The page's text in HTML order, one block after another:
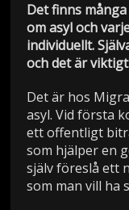
Det finns
om asyl och
individuellt.
och det är
Det är hos
asyl. Vid första
ett offentligt
som hjälper en
själv föreslå ett
som man vill ha